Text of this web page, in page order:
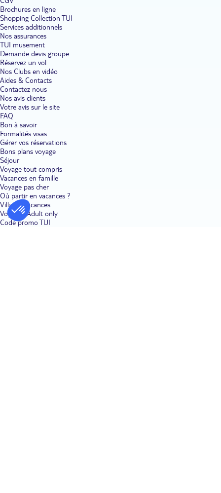
Brochures en ligne
Shopping Collection TUI
Services additionnels
Nos assurances
TUI musement
Demande devis groupe
Réservez un vol
Nos Clubs en vidéo
Aides & Contacts
Contactez nous
Nos avis clients
Votre avis sur le site
FAQ
Bon à savoir
Formalités visas
Gérer vos réservations
Bons plans voyage
Séjour
Voyage tout compris
Vacances en famille
Voyage pas cher
Où partir en vacances ?
Villages vacances
Voyages Adult only
Code promo TUI